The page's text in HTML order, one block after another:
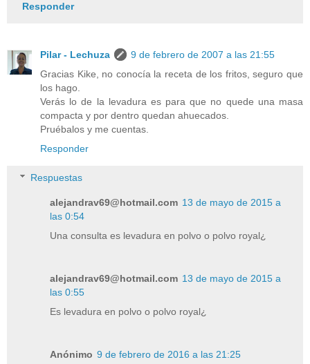
Responder
Pilar - Lechuza
9 de febrero de 2007 a las 21:55
Gracias Kike, no conocía la receta de los fritos, seguro que
los hago.
Verás lo de la levadura es para que no quede una masa
compacta y por dentro quedan ahuecados.
Pruébalos y me cuentas.
Responder
Respuestas
alejandrav69@hotmail.com 13 de mayo de 2015 a
las 0:54
Una consulta es levadura en polvo o polvo royal¿
alejandrav69@hotmail.com 13 de mayo de 2015 a
las 0:55
Es levadura en polvo o polvo royal¿
Anónimo 9 de febrero de 2016 a las 21:25